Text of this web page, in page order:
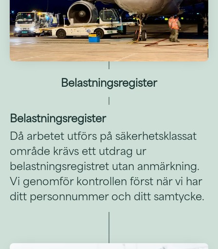
Belastningsregister
Belastningsregister
Då arbetet utförs på säkerhetsklassat
område krävs ett utdrag ur
belastningsregistret utan anmärkning.
Vi genomför kontrollen först när vi har
ditt personnummer och ditt samtycke.